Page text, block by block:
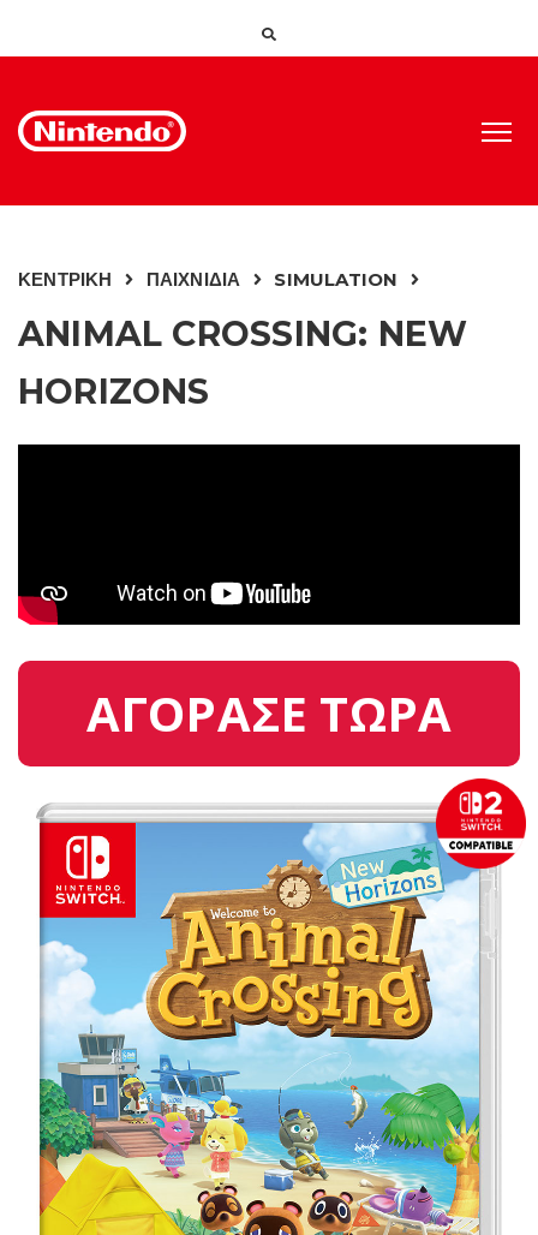
ΚΕΝΤΡΙΚΗ ΠΑΙΧΝΙΔΙΑ SIMULATION
ANIMAL CROSSING: NEW
HORIZONS
ΑΓΟΡΑΣΕ ΤΩΡΑ